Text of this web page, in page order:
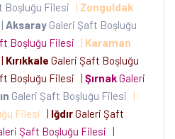
Boşluğu Filesi | Zonguldak
| Aksaray Galeri Şaft Boşluğu
Boşluğu Filesi | Karaman
| Kırıkkale Galeri Şaft Boşluğu
Boşluğu Filesi | ŞırnakGaleri
Galeri Şaft Boşluğu Filesi
|
Filesi | IğdırGaleri Şaft
Şaft Boşluğu Filesi |